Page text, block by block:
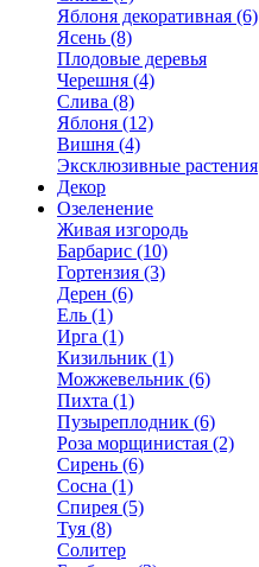
Яблоня декоративная (6)
Ясень (8)
Плодовые деревья
Черешня (4)
Слива (8)
Яблоня (12)
Вишня (4)
Эксклюзивные растения
Декор
Озеленение
Живая изгородь
Барбарис (10)
Гортензия (3)
Дерен (6)
Ель (1)
Ирга (1)
Кизильник (1)
Можжевельник (6)
Пихта (1)
Пузыреплодник (6)
Роза морщинистая (2)
Сирень (6)
Сосна (1)
Спирея (5)
Туя (8)
Солитер